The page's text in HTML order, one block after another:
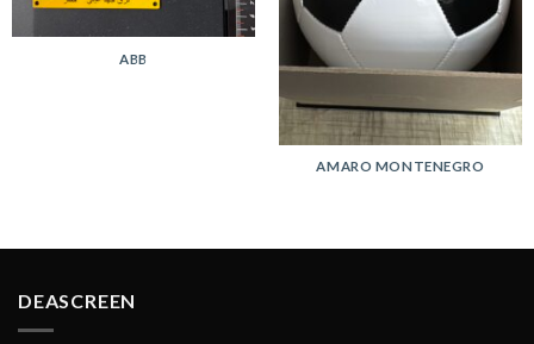
ABB
AMARO MONTENEGRO
DEASCREEN